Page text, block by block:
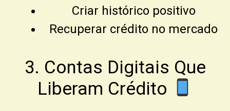
Criar histórico positivo
Recuperar crédito no mercado
3. Contas Digitais Que
Liberam Crédito